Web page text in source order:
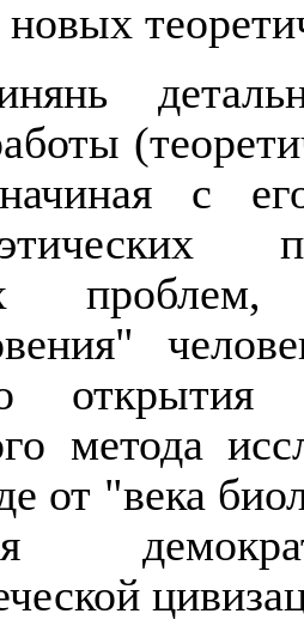
новых
(
с
открытия
метода
от "века